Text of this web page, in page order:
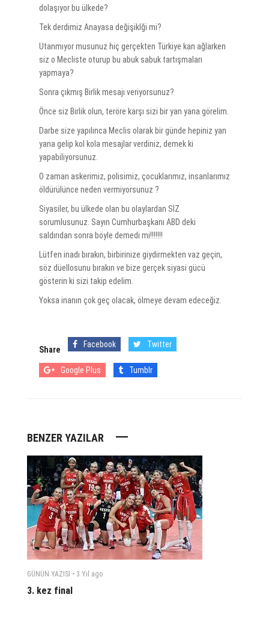
dolaşıyor bu ülkede?
Tek derdimiz Anayasa değişiklği mi?
Utanmıyor musunuz hiç gerçekten Türkiye kan ağlarken
siz o Mecliste oturup bu abuk sabuk tartışmaları
yapmaya?
Sonra çıkmış Birlik mesajı veriyorsunuz?
Önce siz Birlik olun, teröre karşı sizi bir yan yana görelim.
Darbe size yapılınca Meclis olarak bir günde hepiniz yan
yana gelip kol kola mesajlar verdiniz, demek ki
yapabiliyorsunuz.
O zaman askerimiz, polisimiz, çocuklarımız, insanlarımız
öldürülünce neden vermiyorsunuz ?
Siyasiler, bu ülkede olan bu olaylardan SİZ
sorumlusunuz. Sayın Cumhurbaşkanı ABD deki
saldırıdan sonra böyle demedi mi!!!!!!!
Lütfen inadı bırakın, birbirinize giydirmekten vaz geçin,
söz düellosunu bırakın ve bize gerçek siyasi gücü
gösterin ki sizi takip edelim.
Yoksa inanın çok geç olacak, ölmeye devam edeceğiz.
Share
Facebook Twitter
Google Plus Tumblr
BENZER YAZILAR
GÜNÜN YAZISI - 3 Yıl ago
3. kez final